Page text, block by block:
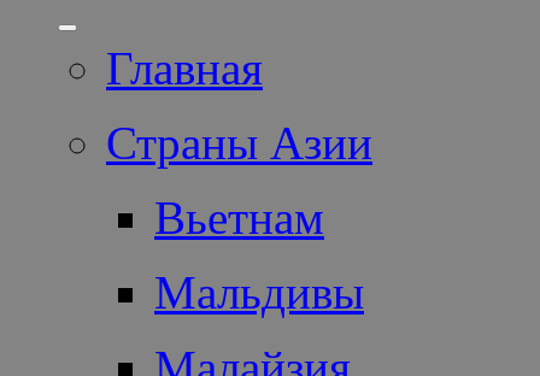
Главная
Страны Азии
Вьетнам
Мальдивы